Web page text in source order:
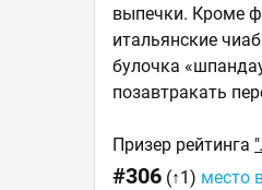
выпечки. Кроме
итальянские
булочка
позавтракать
Призер рейтинга
#306 (↑1) место